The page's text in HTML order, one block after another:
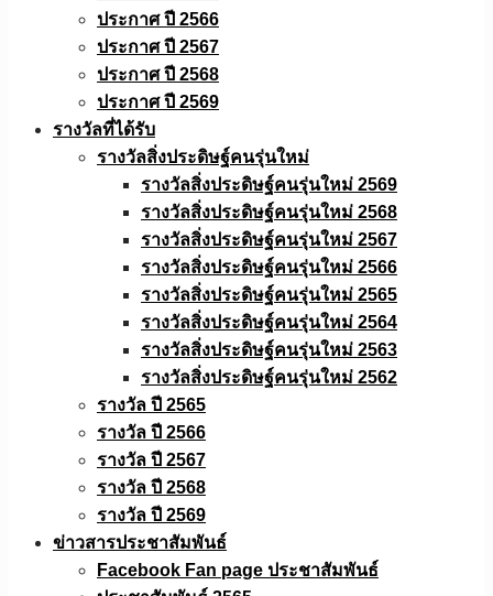
ประกาศ ปี 2566
ประกาศ ปี 2567
ประกาศ ปี 2568
ประกาศ ปี 2569
รางวัลที่ได้รับ
รางวัลสิ่งประดิษฐ์คนรุ่นใหม่
รางวัลสิ่งประดิษฐ์คนรุ่นใหม่ 2569
รางวัลสิ่งประดิษฐ์คนรุ่นใหม่ 2568
รางวัลสิ่งประดิษฐ์คนรุ่นใหม่ 2567
รางวัลสิ่งประดิษฐ์คนรุ่นใหม่ 2566
รางวัลสิ่งประดิษฐ์คนรุ่นใหม่ 2565
รางวัลสิ่งประดิษฐ์คนรุ่นใหม่ 2564
รางวัลสิ่งประดิษฐ์คนรุ่นใหม่ 2563
รางวัลสิ่งประดิษฐ์คนรุ่นใหม่ 2562
รางวัล ปี 2565
รางวัล ปี 2566
รางวัล ปี 2567
รางวัล ปี 2568
รางวัล ปี 2569
ข่าวสารประชาสัมพันธ์
Facebook Fan page ประชาสัมพันธ์